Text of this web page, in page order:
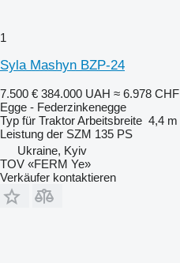
1
Syla Mashyn BZP-24
7.500 € 384.000 UAH ≈ 6.978 CHF
Egge - Federzinkenegge
Typ für TraktorArbeitsbreite 4,4 m
Leistung der SZM 135 PS
Ukraine, Kyiv
TOV «FERM Ye»
Verkäufer kontaktieren